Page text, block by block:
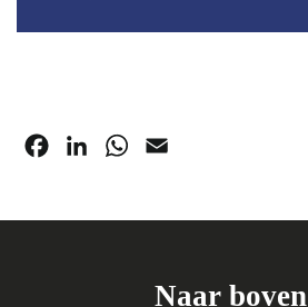
FacebookLinkedInWhatsApp
Naar boven